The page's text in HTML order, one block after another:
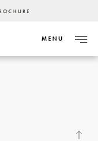
MENU